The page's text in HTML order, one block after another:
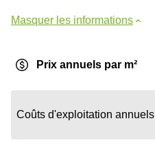
Masquer les informations
Prix annuels par m²
Coûts d'exploitation annuels